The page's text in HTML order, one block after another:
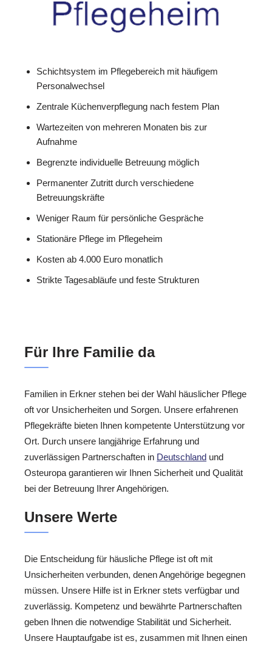
Schichtsystem im Pflegebereich mit häufigem
Personalwechsel
Zentrale Küchenverpflegung nach festem Plan
Wartezeiten von mehreren Monaten bis zur
Aufnahme
Begrenzte individuelle Betreuung möglich
Permanenter Zutritt durch verschiedene
Betreuungskräfte
Weniger Raum für persönliche Gespräche
Stationäre Pflege im Pflegeheim
Kosten ab 4.000 Euro monatlich
Strikte Tagesabläufe und feste Strukturen
Für Ihre Familie da
Familien in Erkner stehen bei der Wahl häuslicher Pflege
oft vor Unsicherheiten und Sorgen. Unsere erfahrenen
Pflegekräfte bieten Ihnen kompetente Unterstützung vor
Ort. Durch unsere langjährige Erfahrung und
zuverlässigen Partnerschaften in Deutschland und
Osteuropa garantieren wir Ihnen Sicherheit und Qualität
bei der Betreuung Ihrer Angehörigen.
Unsere Werte
Die Entscheidung für häusliche Pflege ist oft mit
Unsicherheiten verbunden, denen Angehörige begegnen
müssen. Unsere Hilfe ist in Erkner stets verfügbar und
zuverlässig. Kompetenz und bewährte Partnerschaften
geben Ihnen die notwendige Stabilität und Sicherheit.
Unsere Hauptaufgabe ist es, zusammen mit Ihnen einen